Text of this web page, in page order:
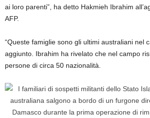
di
3
dell’elenco
ai loro parenti”, ha detto Hakmieh Ibrahim
AFP.
“Queste famiglie sono gli ultimi australiani nel
aggiunto. Ibrahim ha rivelato che nel campo
persone di circa 50 nazionalità.